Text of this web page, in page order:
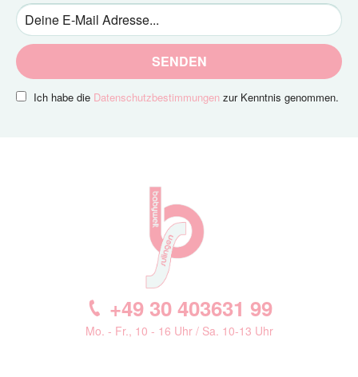
SENDEN
Ich habe die Datenschutzbestimmungen zur Kenntnis genommen.
+49 30 403631 99
Mo. - Fr., 10 - 16 Uhr / Sa. 10-13 Uhr